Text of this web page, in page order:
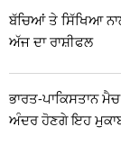
ਬੱਚਿਆਂ ਤੇ ਸਿੱਖਿਆ
ਅੱਜ ਦਾ ਰਾਸ਼ੀਫਲ
ਭਾਰਤ-ਪਾਕਿਸਤਾਨ
ਅੰਦਰ ਹੋਣਗੇ ਇਹ